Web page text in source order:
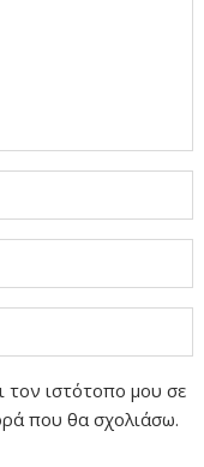
τον ιστότοπο μου σε
που θα σχολιάσω.